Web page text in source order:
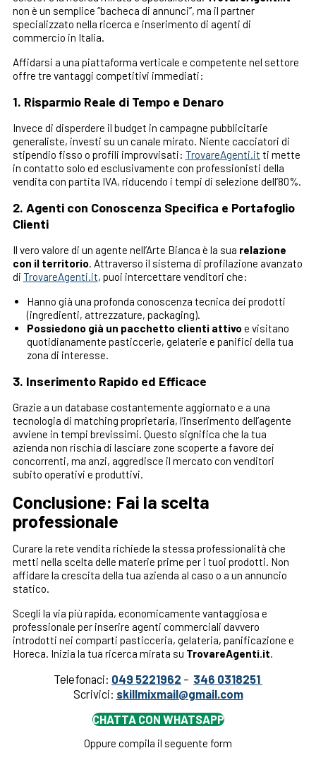
non è un semplice “bacheca di annunci”, ma il partner
specializzato nella ricerca e inserimento di agenti di
commercio in Italia.
Affidarsi a una piattaforma verticale e competente nel settore
offre tre vantaggi competitivi immediati:
1. Risparmio Reale di Tempo e Denaro
Invece di disperdere il budget in campagne pubblicitarie
generaliste, investi su un canale mirato. Niente cacciatori di
stipendio fisso o profili improvvisati: TrovareAgenti.it ti mette
in contatto solo ed esclusivamente con professionisti della
vendita con partita IVA, riducendo i tempi di selezione dell’80%.
2. Agenti con Conoscenza Specifica e Portafoglio
Clienti
Il vero valore di un agente nell’Arte Bianca è la sua relazione
con il territorio. Attraverso il sistema di profilazione avanzato
di TrovareAgenti.it, puoi intercettare venditori che:
Hanno già una profonda conoscenza tecnica dei prodotti
(ingredienti, attrezzature, packaging).
Possiedono già un pacchetto clienti attivo e visitano
quotidianamente pasticcerie, gelaterie e panifici della tua
zona di interesse.
3. Inserimento Rapido ed Efficace
Grazie a un database costantemente aggiornato e a una
tecnologia di matching proprietaria, l’inserimento dell’agente
avviene in tempi brevissimi. Questo significa che la tua
azienda non rischia di lasciare zone scoperte a favore dei
concorrenti, ma anzi, aggredisce il mercato con venditori
subito operativi e produttivi.
Conclusione: Fai la scelta
professionale
Curare la rete vendita richiede la stessa professionalità che
metti nella scelta delle materie prime per i tuoi prodotti. Non
affidare la crescita della tua azienda al caso o a un annuncio
statico.
Scegli la via più rapida, economicamente vantaggiosa e
professionale per inserire agenti commerciali davvero
introdotti nei comparti pasticceria, gelateria, panificazione e
Horeca. Inizia la tua ricerca mirata su TrovareAgenti.it.
Telefonaci: 049 5221962 – 346 0318251
Scrivici: skillmixmail@gmail.com
CHATTA CON WHATSAPP
Oppure compila il seguente form